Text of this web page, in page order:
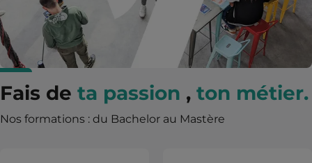
Fais de ta passion , ton métier.
Nos formations : du Bachelor au Mastère